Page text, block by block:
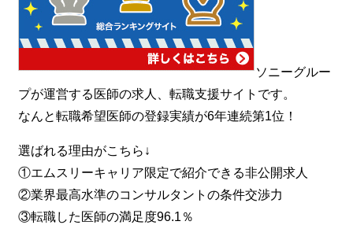
ソニーグルー
プが運営する医師の求人、転職支援サイトです。
なんと転職希望医師の登録実績が6年連続第1位！
選ばれる理由がこちら↓
①エムスリーキャリア限定で紹介できる非公開求人
②業界最高水準のコンサルタントの条件交渉力
③転職した医師の満足度96.1％